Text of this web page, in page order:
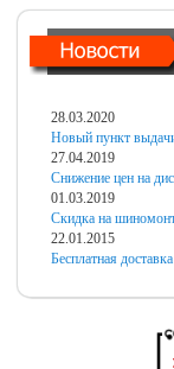
28.03.2020
Новый пункт
27.04.2019
Снижение цен на
01.03.2019
Скидка на
22.01.2015
Бесплатная